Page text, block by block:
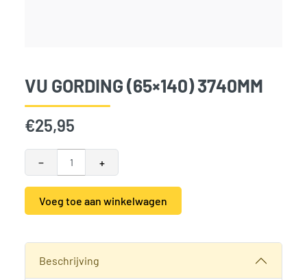
VU GORDING (65×140) 3740MM
€25,95
−
VU Gording (65x140) 3740mm aantal
+
Voeg toe aan winkelwagen
Beschrijving